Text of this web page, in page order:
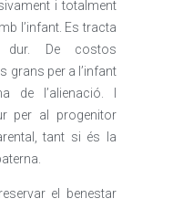
i totalment
l’infant. Es tracta
dur. De costos
grans per a l’infant
de l’alienació. I
per al progenitor
tant si és la
el benestar